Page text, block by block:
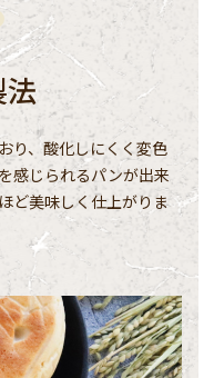
り、酸化しにくく変色
感じられるパンが出来
ど美味しく仕上がりま